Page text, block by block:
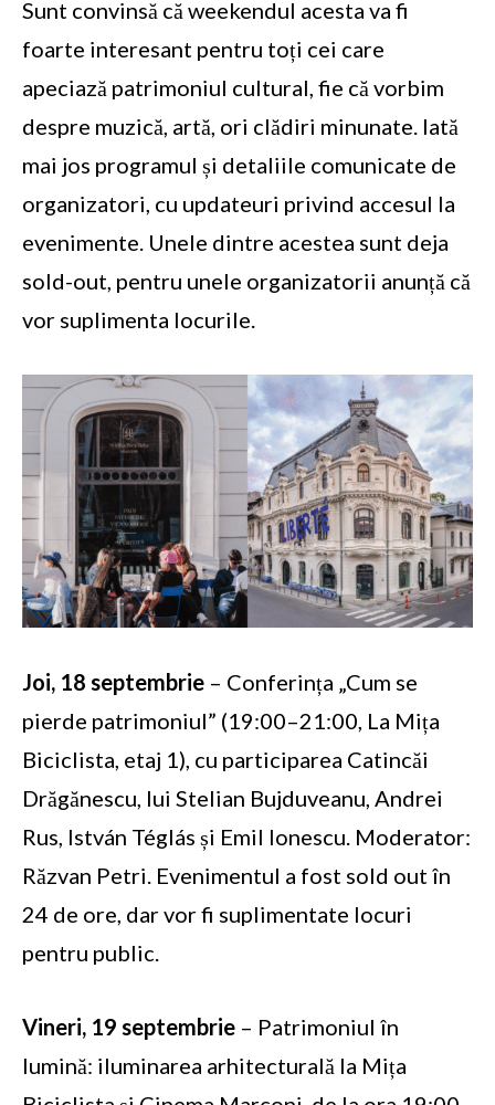
Sunt convinsă că weekendul acesta va fi
foarte interesant pentru toți cei care
apeciază patrimoniul cultural, fie că vorbim
despre muzică, artă, ori clădiri minunate. Iată
mai jos programul și detaliile comunicate de
organizatori, cu updateuri privind accesul la
evenimente. Unele dintre acestea sunt deja
sold-out, pentru unele organizatorii anunță că
vor suplimenta locurile.
Joi, 18 septembrie – Conferința „Cum se
pierde patrimoniul” (19:00–21:00, La Mița
Biciclista, etaj 1), cu participarea Catincăi
Drăgănescu, lui Stelian Bujduveanu, Andrei
Rus, István Téglás și Emil Ionescu. Moderator:
Răzvan Petri. Evenimentul a fost sold out în
24 de ore, dar vor fi suplimentate locuri
pentru public.
Vineri, 19 septembrie – Patrimoniul în
lumină: iluminarea arhitecturală la Mița